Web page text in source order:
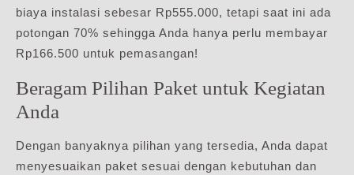
biaya instalasi sebesar Rp555.000, tetapi saat ini ada
potongan 70% sehingga Anda hanya perlu membayar
Rp166.500 untuk pemasangan!
Beragam Pilihan Paket untuk Kegiatan
Anda
Dengan banyaknya pilihan yang tersedia, Anda dapat
menyesuaikan paket sesuai dengan kebutuhan dan